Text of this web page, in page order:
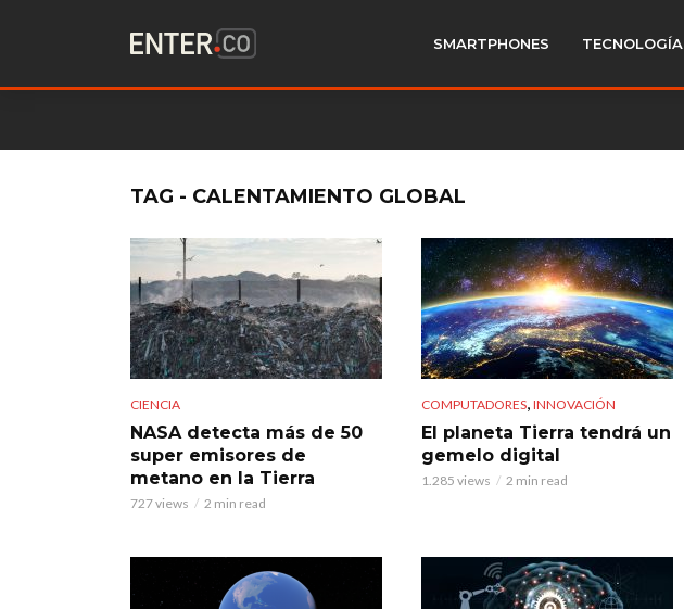
SMARTPHONES TECNOLOGÍA
TAG - CALENTAMIENTO GLOBAL
CIENCIA
NASA detecta más de 50
super emisores de
metano en la Tierra
727 views 2 min read
COMPUTADORES, INNOVACIÓN
El planeta Tierra tendrá un
gemelo digital
1.285 views 2 min read